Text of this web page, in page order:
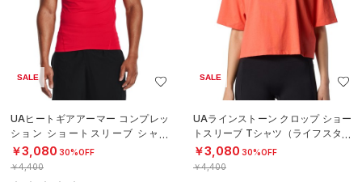
SALE
UAヒートギアアーマー コンプレッ
ション ショートスリーブ シャツ
（トレーニング/MEN）
￥3,080 30%OFF
￥4,400
SALE
UAラインストーン クロップ ショー
トスリーブ Tシャツ（ライフスタイ
ル/WOMEN）
￥3,080 30%OFF
￥4,400